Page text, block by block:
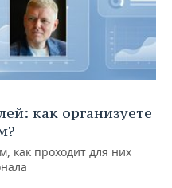
как организуете
как проходит для них